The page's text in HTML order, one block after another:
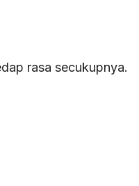
rasa secukupnya.